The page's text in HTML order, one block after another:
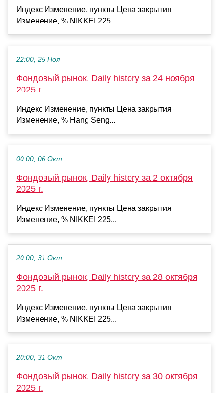
Индекс Изменение, пункты Цена закрытия
Изменение, % NIKKEI 225...
22:00, 25 Ноя
Фондовый рынок, Daily history за 24 ноября
2025 г.
Индекс Изменение, пункты Цена закрытия
Изменение, % Hang Seng...
00:00, 06 Окт
Фондовый рынок, Daily history за 2 октября
2025 г.
Индекс Изменение, пункты Цена закрытия
Изменение, % NIKKEI 225...
20:00, 31 Окт
Фондовый рынок, Daily history за 28 октября
2025 г.
Индекс Изменение, пункты Цена закрытия
Изменение, % NIKKEI 225...
20:00, 31 Окт
Фондовый рынок, Daily history за 30 октября
2025 г.